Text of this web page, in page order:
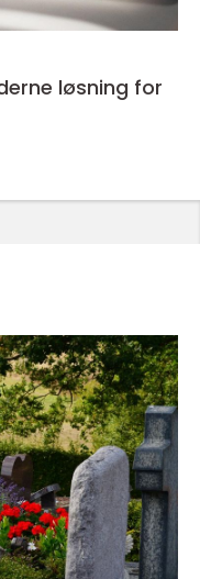
løsning for